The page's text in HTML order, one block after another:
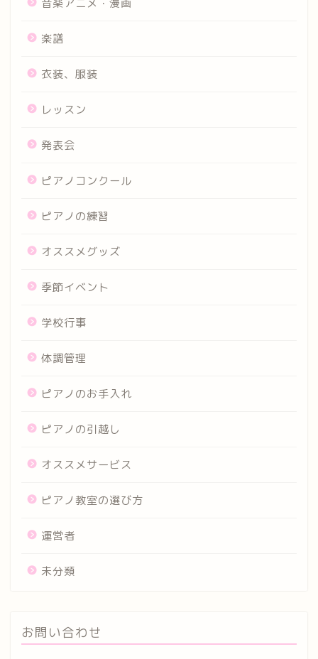
音楽アニメ・漫画
楽譜
衣装、服装
レッスン
発表会
ピアノコンクール
ピアノの練習
オススメグッズ
季節イベント
学校行事
体調管理
ピアノのお手入れ
ピアノの引越し
オススメサービス
ピアノ教室の選び方
運営者
未分類
お問い合わせ